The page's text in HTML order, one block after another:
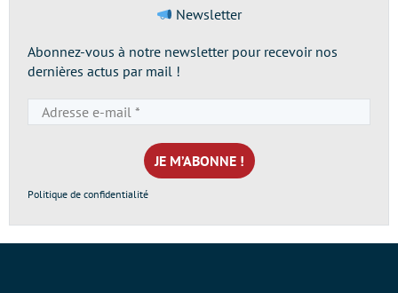
Newsletter
Abonnez-vous à notre newsletter pour recevoir nos
dernières actus par mail !
e-
mail
*
Politique de confidentialité